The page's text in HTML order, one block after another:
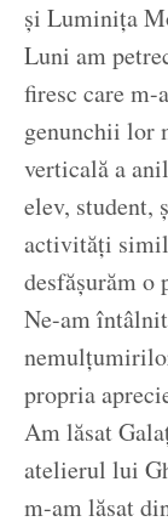
și Luminița
Luni am
firesc care
genunchii lor
verticală a
elev, student,
activități
desfășurăm
Ne-am
propria
Am lăsat
atelierul lui
m-am lăsat